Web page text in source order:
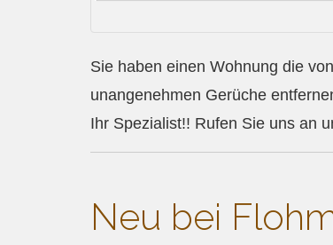
Sie haben einen Wohnung die
unangenehmen Gerüche
Ihr Spezialist!! Rufen Sie uns an
Neu bei